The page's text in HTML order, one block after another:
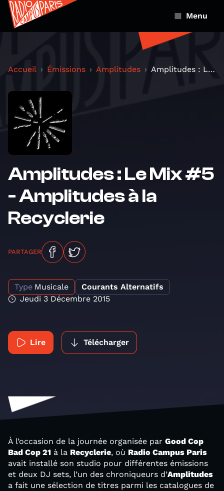
Menu
Accueil Émissions Amplitudes Amplitudes : Le Mix #5 - Amplitudes à la Recycleri...
Amplitudes : Le Mix #5
- Amplitudes à la
Recyclerie
PARTAGER
Type Musicale
Courants Alternatifs
Jeudi 3 Décembre 2015
Lire Télécharger
À l’occasion de la journée organisée par Good Cop
Bad Cop 21 à la Recyclerie, où Radio Campus Paris
avait installé son studio pour différentes émissions
et deux DJ sets, l’un des chroniqueurs d’Amplitudes
a fait une sélection de titres parmi les catalogues de